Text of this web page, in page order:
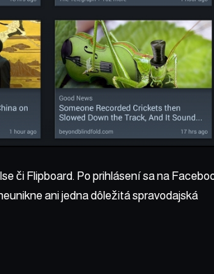
či Flipboard. Po prihlásení sa na
ani jedna dôležitá spravodajská